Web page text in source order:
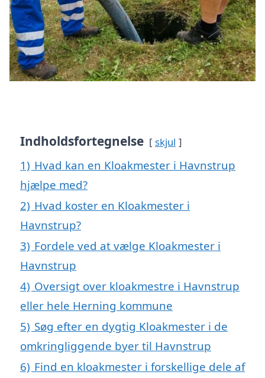
Indholdsfortegnelse skjul
1) Hvad kan en Kloakmester i Havnstrup
hjælpe med?
2) Hvad koster en Kloakmester i
Havnstrup?
3) Fordele ved at vælge Kloakmester i
Havnstrup
4) Oversigt over kloakmestre i Havnstrup
eller hele Herning kommune
5) Søg efter en dygtig Kloakmester i de
omkringliggende byer til Havnstrup
6) Find en kloakmester i forskellige dele af